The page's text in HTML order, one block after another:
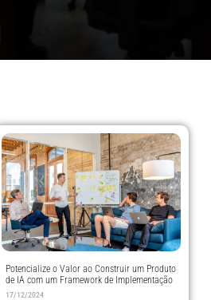
Potencialize o Valor ao Construir um Produto
de IA com um Framework de Implementação
17/12/2024